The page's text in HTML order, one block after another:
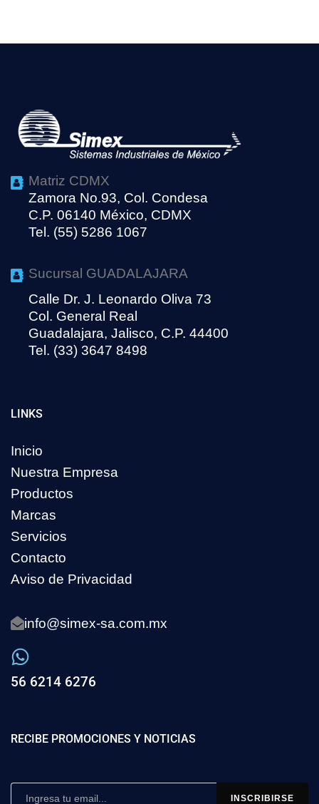
Matriz CDMX
Zamora No.93, Col. Condesa
C.P. 06140 México, CDMX
Tel. (55) 5286 1067
Sucursal GUADALAJARA
Calle Dr. J. Leonardo Oliva 73
Col. General Real
Guadalajara, Jalisco, C.P. 44400
Tel. (33) 3647 8498
LINKS
Inicio
Nuestra Empresa
Productos
Marcas
Servicios
Contacto
Aviso de Privacidad
info@simex-sa.com.mx
56 6214 6276
RECIBE PROMOCIONES Y NOTICIAS